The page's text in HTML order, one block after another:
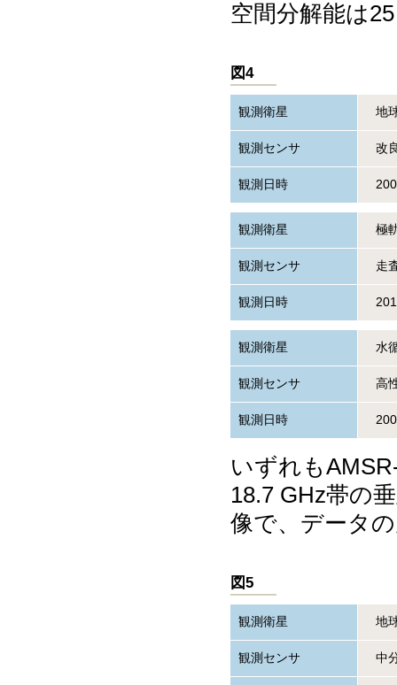
空間分解能は
図4
観測衛星 地
観測センサ 改
観測日時
観測衛星 極
観測センサ 走
観測日時
観測衛星 水
観測センサ 高
観測日時
いずれも
18.7 GHz帯の
像で、データ
図5
観測衛星 地
観測センサ 中